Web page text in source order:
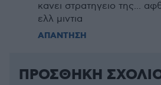
κανει στρατηγειο της...
ελλ μιντια
ΑΠΑΝΤΗΣΗ
ΠΡΟΣΘΗΚΗ